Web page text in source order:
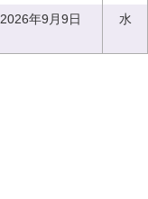
2026年9月9日 水